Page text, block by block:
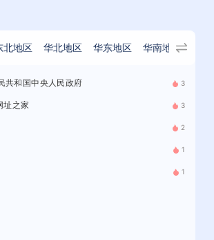
北地区 华北地区 华东地区 华南地区
共和国中央人民政府 3
址之家 3
2
1
1